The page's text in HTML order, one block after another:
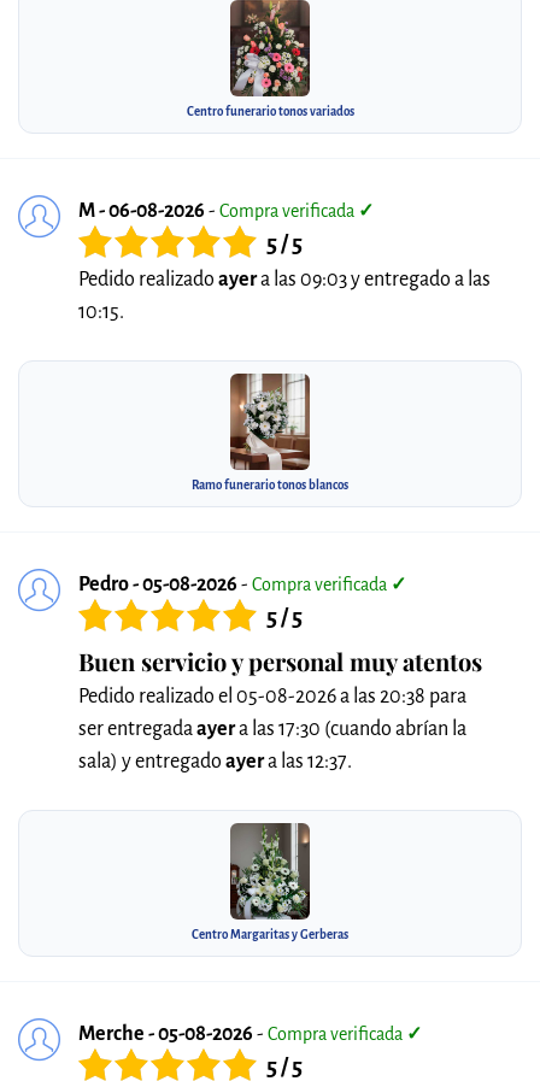
Centro funerario tonos variados
M - 06-08-2026 - Compra verificada ✓
5 / 5
Pedido realizado ayera las 09:03 y entregado a las
10:15.
Ramo funerario tonos blancos
Pedro - 05-08-2026 - Compra verificada ✓
5 / 5
Buen servicio y personal muy atentos
Pedido realizado el 05-08-2026 a las 20:38 para
ser entregadaayera las 17:30 (cuando abrían la
sala) y entregado ayera las 12:37.
Centro Margaritas y Gerberas
Merche - 05-08-2026 - Compra verificada ✓
5 / 5